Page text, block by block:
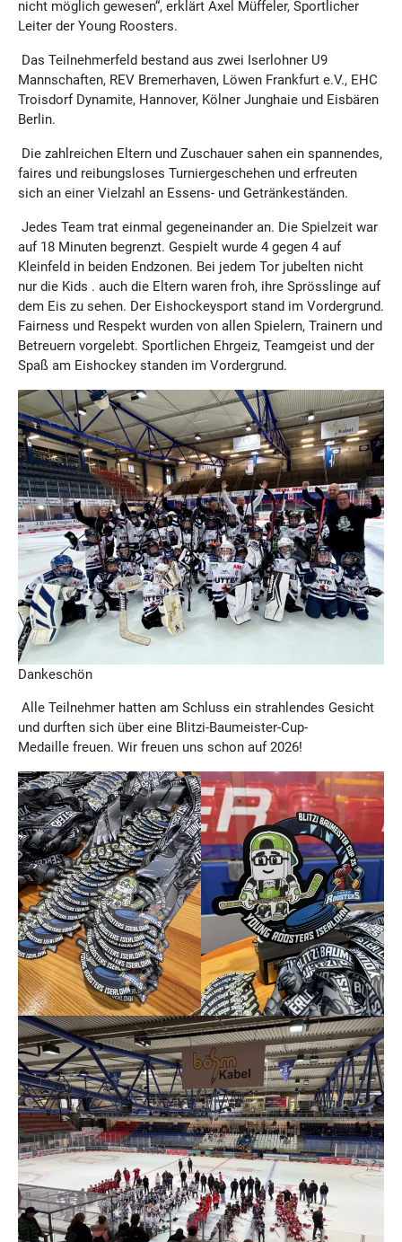
nicht möglich gewesen“, erklärt Axel Müffeler, Sportlicher
Leiter der Young Roosters.
Das Teilnehmerfeld bestand aus zwei Iserlohner U9
Mannschaften, REV Bremerhaven, Löwen Frankfurt e.V., EHC
Troisdorf Dynamite, Hannover, Kölner Junghaie und Eisbären
Berlin.
Die zahlreichen Eltern und Zuschauer sahen ein spannendes,
faires und reibungsloses Turniergeschehen und erfreuten
sich an einer Vielzahl an Essens- und Getränkeständen.
Jedes Team trat einmal gegeneinander an. Die Spielzeit war
auf 18 Minuten begrenzt. Gespielt wurde 4 gegen 4 auf
Kleinfeld in beiden Endzonen. Bei jedem Tor jubelten nicht
nur die Kids . auch die Eltern waren froh, ihre Sprösslinge auf
dem Eis zu sehen. Der Eishockeysport stand im Vordergrund.
Fairness und Respekt wurden von allen Spielern, Trainern und
Betreuern vorgelebt. Sportlichen Ehrgeiz, Teamgeist und der
Spaß am Eishockey standen im Vordergrund.
Dankeschön
Alle Teilnehmer hatten am Schluss ein strahlendes Gesicht
und durften sich über eine Blitzi-Baumeister-Cup-
Medaille freuen. Wir freuen uns schon auf 2026!